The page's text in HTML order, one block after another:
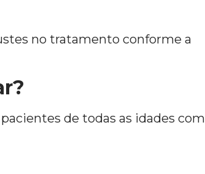
no tratamento conforme a
de todas as idades com